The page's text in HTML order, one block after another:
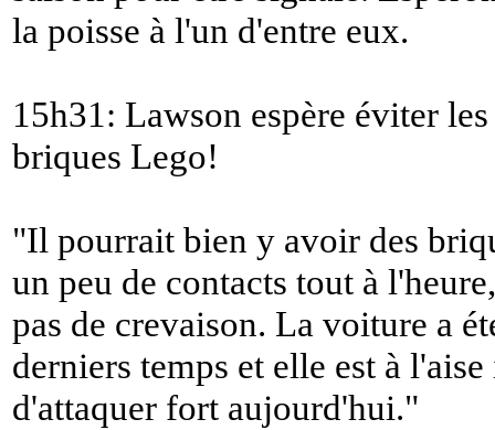
la poisse à l'un d'entre eux.
15h31: Lawson espère éviter
briques Lego!
"Il pourrait bien y avoir des
un peu de contacts tout à
pas de crevaison. La voiture a
derniers temps et elle est à
d'attaquer fort aujourd'hui."